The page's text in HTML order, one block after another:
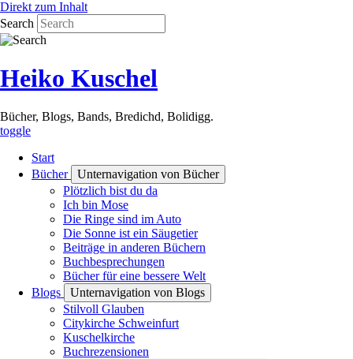
Direkt zum Inhalt
Search
Heiko Kuschel
Bücher, Blogs, Bands, Bredichd, Bolidigg.
toggle
Start
Bücher
Unternavigation von Bücher
Plötzlich bist du da
Ich bin Mose
Die Ringe sind im Auto
Die Sonne ist ein Säugetier
Beiträge in anderen Büchern
Buchbesprechungen
Bücher für eine bessere Welt
Blogs
Unternavigation von Blogs
Stilvoll Glauben
Citykirche Schweinfurt
Kuschelkirche
Buchrezensionen